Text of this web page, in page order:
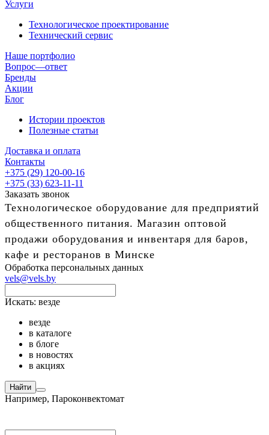
Услуги
Технологическое проектирование
Технический сервис
Наше портфолио
Вопрос—ответ
Бренды
Акции
Блог
Истории проектов
Полезные статьи
Доставка и оплата
Контакты
+375 (29) 120-00-16
+375 (33) 623-11-11
Заказать звонок
Технологическое оборудование для предприятий
общественного питания. Магазин оптовой
продажи оборудования и инвентаря для баров,
кафе и ресторанов в Минске
Обработка персональных данных
vels@vels.by
Искать: везде
везде
в каталоге
в блоге
в новостях
в акциях
Найти
Например, Пароконвектомат